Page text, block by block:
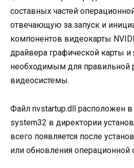
составных частей
отвечающую за запуск и
компонентов видеокарты
драйвера графической карты и
необходимым для правильной
видеосистемы.
Файл nvstartup.dll расположен в
system32 в директории
всего появляется после
или обновления операционной